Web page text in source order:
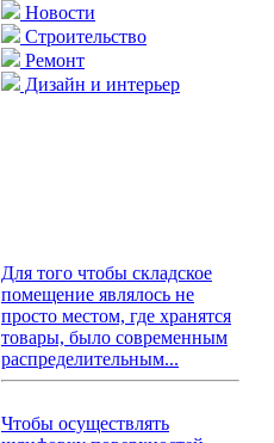
Новости
Строительство
Ремонт
Дизайн и интерьер
Для того чтобы складское
помещение являлось не
просто местом, где хранятся
товары, было современным
распределительным...
Чтобы осуществлять